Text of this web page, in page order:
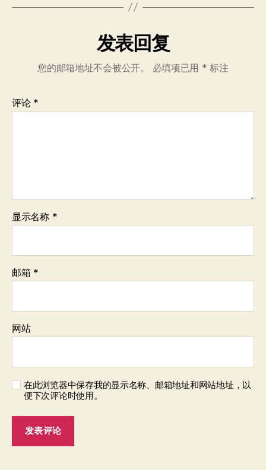
发表回复
您的邮箱地址不会被公开。 必填项已用 * 标注
评论 *
显示名称 *
邮箱 *
网站
在此浏览器中保存我的显示名称、邮箱地址和网站地址，以
便下次评论时使用。